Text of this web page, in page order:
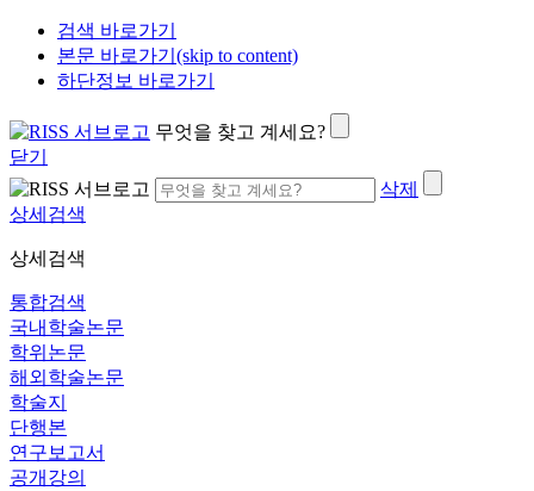
검색 바로가기
본문 바로가기(skip to content)
하단정보 바로가기
무엇을 찾고 계세요?
닫기
삭제
상세검색
상세검색
통합검색
국내학술논문
학위논문
해외학술논문
학술지
단행본
연구보고서
공개강의